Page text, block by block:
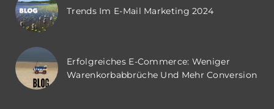
Trends Im E-Mail Marketing 2024
Erfolgreiches E-Commerce: Weniger
Warenkorbabbrüche Und Mehr Conversion